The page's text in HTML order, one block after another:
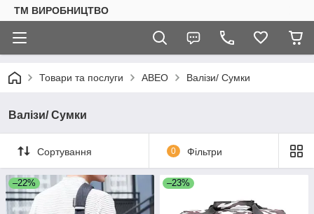
ТМ ВИРОБНИЦТВО
Товари та послуги АВЕО Валізи/ Сумки
Валізи/ Сумки
Сортування 0 Фільтри
–22% –23%